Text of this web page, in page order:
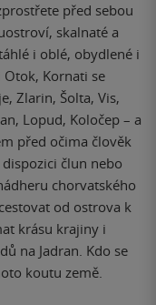
před sebou
skalnaté a
i oblé, obydlené i
Otok, Kornati se
Zlarin, Šolta, Vis,
Lopud, Koločep – a
před očima člověk
člun nebo
chorvatského
od ostrova k
krásu krajiny i
na Jadran. Kdo se
koutu země.